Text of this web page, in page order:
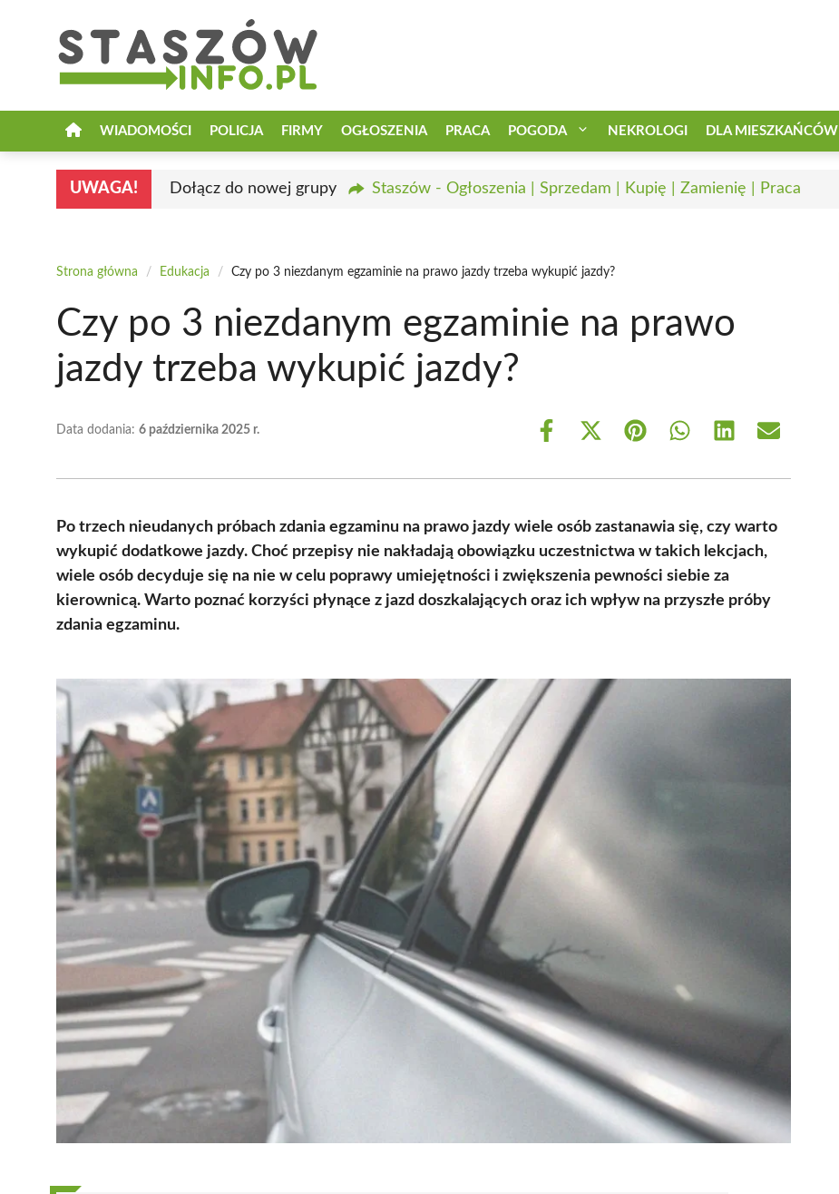
WIADOMOŚCI POLICJA FIRMY OGŁOSZENIA PRACA POGODA NEKROLOGI DLA MIESZKAŃCÓW
UWAGA! Dołącz do nowej grupy Staszów - Ogłoszenia | Sprzedam | Kupię | Zamienię | Praca
Strona główna / Edukacja / Czy po 3 niezdanym egzaminie na prawo jazdy trzeba wykupić jazdy?
Czy po 3 niezdanym egzaminie na prawo
jazdy trzeba wykupić jazdy?
Data dodania: 6 października 2025 r.
Share
Share
(Twitter)
Share Share Share Share
Po trzech nieudanych próbach zdania egzaminu na prawo jazdy wiele osób zastanawia się, czy warto
wykupić dodatkowe jazdy. Choć przepisy nie nakładają obowiązku uczestnictwa w takich lekcjach,
wiele osób decyduje się na nie w celu poprawy umiejętności i zwiększenia pewności siebie za
kierownicą. Warto poznać korzyści płynące z jazd doszkalających oraz ich wpływ na przyszłe próby
zdania egzaminu.